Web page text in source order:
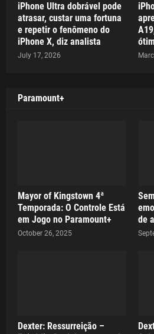
iPhone Ultra dobrável pode
atrasar, custar uma fortuna
e repetir o fenômeno do
iPhone X, diz analista
July 17, 2026
Paramount+
Mayor of Kingstown 4ª
Temporada: O Controle Está
em Jogo no Paramount+
October 26, 2025
de
Dexter: Ressurreição –